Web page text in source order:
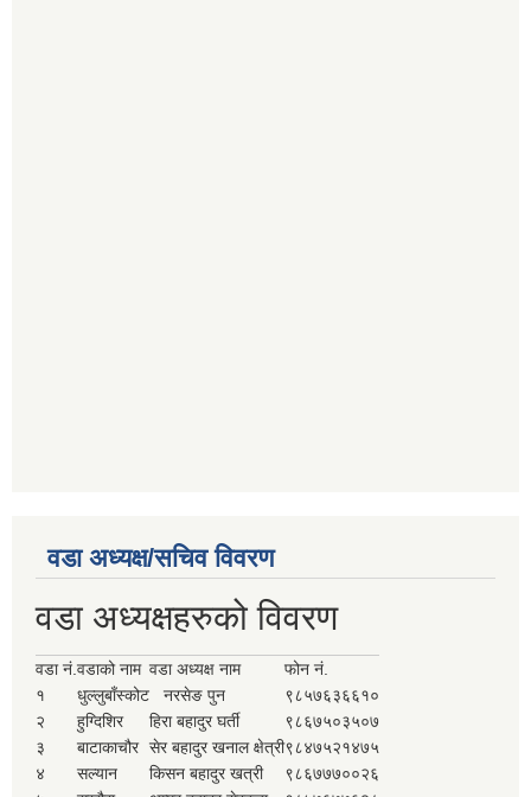
वडा अध्यक्ष/सचिव विवरण
वडा अध्यक्षहरुको विवरण
वडा नं.वडाको नाम वडा अध्यक्ष नाम
फोन नं.
१
धुल्लुबाँस्कोट नरसेङ पुन
९८५७६३६६१०
२
हुग्दिशिर हिरा बहादुर घर्ती
९८६७५०३५०७
३
बाटाकाचौर सेर बहादुर खनाल क्षेत्री९८४७५२१४७५
४
सल्यान किसन बहादुर खत्री
९८६७७७००२६